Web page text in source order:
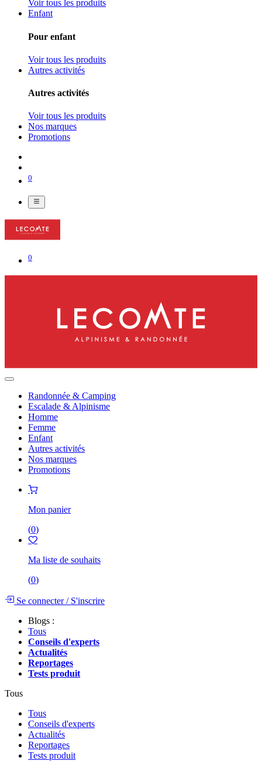
Voir tous les produits
Enfant
Pour enfant
Voir tous les produits
Autres activités
Autres activités
Voir tous les produits
Nos marques
Promotions
0
0
Randonnée & Camping
Escalade & Alpinisme
Homme
Femme
Enfant
Autres activités
Nos marques
Promotions
Mon panier
(0)
Ma liste de souhaits
(0)
Se connecter/S'inscrire
Blogs :
Tous
Conseils d'experts
Actualités
Reportages
Tests produit
Tous
Tous
Conseils d'experts
Actualités
Reportages
Tests produit